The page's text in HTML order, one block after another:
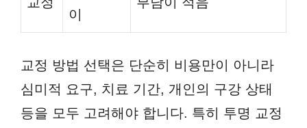
이
교정 방법 선택은 단순히 비용만이 아니라
심미적 요구, 치료 기간, 개인의 구강 상태
등을 모두 고려해야 합니다. 특히 투명 교정